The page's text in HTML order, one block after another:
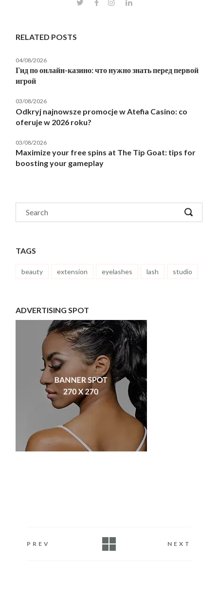
RELATED POSTS
04/08/2026
Гид по онлайн-казино: что нужно знать перед первой
игрой
03/08/2026
Odkryj najnowsze promocje w Atefia Casino: co
oferuje w 2026 roku?
03/08/2026
Maximize your free spins at The Tip Goat: tips for
boosting your gameplay
TAGS
beauty extension eyelashes lash studio
ADVERTISING SPOT
PREV NEXT